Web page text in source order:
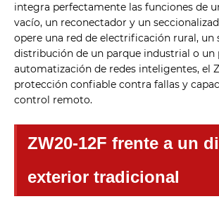
integra perfectamente las funciones de
vacío, un reconectador y un
opere una red de electrificación rural, un
distribución de un parque industrial o un
automatización de redes inteligentes, el
protección confiable contra fallas y
control remoto.
ZW20-12F frente a un
exterior tradicional